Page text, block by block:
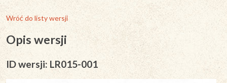
Wróć do listy wersji
Opis wersji
ID wersji: LR015-001